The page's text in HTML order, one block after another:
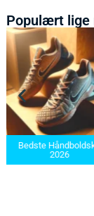
Populært lige
Håndboldsko